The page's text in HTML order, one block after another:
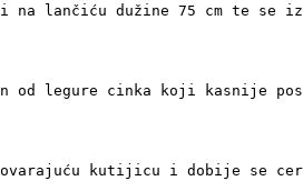
na lančiću dužine 75 cm te se
od legure cinka koji kasnije
kutijicu i dobije se